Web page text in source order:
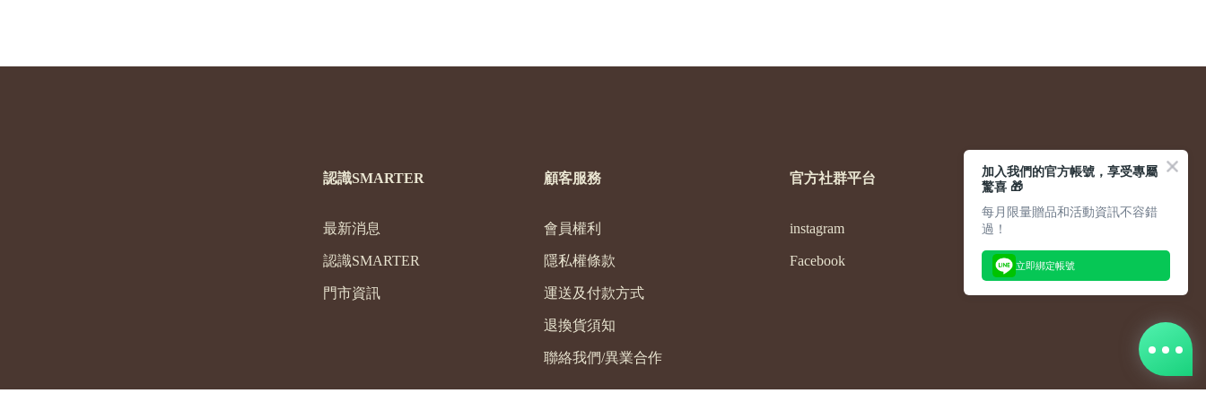
認識SMARTER
最新消息
認識SMARTER
門市資訊
顧客服務
會員權利
隱私權條款
運送及付款方式
退換貨須知
聯絡我們/異業合作
官方社群平台
instagram
Facebook
加入我們的官方帳號，享受專屬
驚喜 🎁
每月限量贈品和活動資訊不容錯
過！
立即綁定帳號